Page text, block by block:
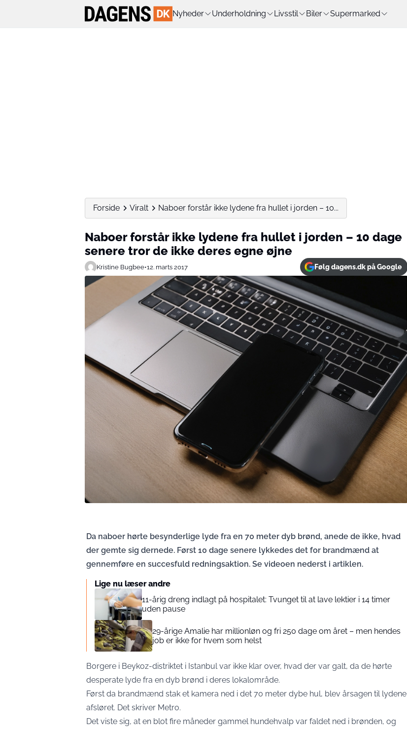
Nyheder Underholdning Livsstil Biler Supermarked
Forside Viralt Naboer forstår ikke lydene fra hullet i jorden – 10...
Naboer forstår ikke lydene fra hullet i jorden – 10 dage
senere tror de ikke deres egne øjne
Kristine Bugbee•12. marts 2017 Følg dagens.dk på Google
Da naboer hørte besynderlige lyde fra en 70 meter dyb brønd, anede de ikke, hvad
der gemte sig dernede. Først 10 dage senere lykkedes det for brandmænd at
gennemføre en succesfuld redningsaktion. Se videoen nederst i artiklen.
Lige nu læser andre
11-årig dreng indlagt på hospitalet: Tvunget til at lave lektier i 14 timer
uden pause
29-årige Amalie har millionløn og fri 250 dage om året – men hendes
job er ikke for hvem som helst
Borgere i Beykoz-distriktet i Istanbul var ikke klar over, hvad der var galt, da de hørte
desperate lyde fra en dyb brønd i deres lokalområde.
Først da brandmænd stak et kamera ned i det 70 meter dybe hul, blev årsagen til lydene
afsløret. Det skriver Metro.
Det viste sig, at en blot fire måneder gammel hundehvalp var faldet ned i brønden, og